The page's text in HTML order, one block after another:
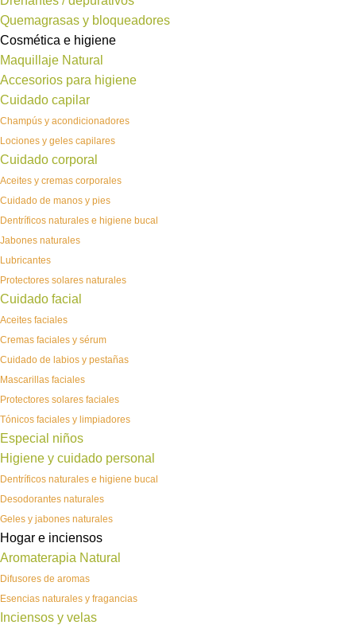
Quemagrasas y bloqueadores
Cosmética e higiene
Maquillaje Natural
Accesorios para higiene
Cuidado capilar
Champús y acondicionadores
Lociones y geles capilares
Cuidado corporal
Aceites y cremas corporales
Cuidado de manos y pies
Dentríficos naturales e higiene bucal
Jabones naturales
Lubricantes
Protectores solares naturales
Cuidado facial
Aceites faciales
Cremas faciales y sérum
Cuidado de labios y pestañas
Mascarillas faciales
Protectores solares faciales
Tónicos faciales y limpiadores
Especial niños
Higiene y cuidado personal
Dentríficos naturales e higiene bucal
Desodorantes naturales
Geles y jabones naturales
Hogar e inciensos
Aromaterapia Natural
Difusores de aromas
Esencias naturales y fragancias
Inciensos y velas